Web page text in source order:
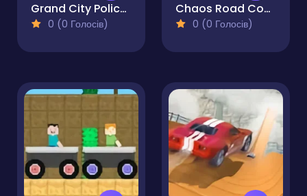
Grand City Police Simulation
0 (0 Голосів)
Chaos Road Combat Car Racing
0 (0 Голосів)